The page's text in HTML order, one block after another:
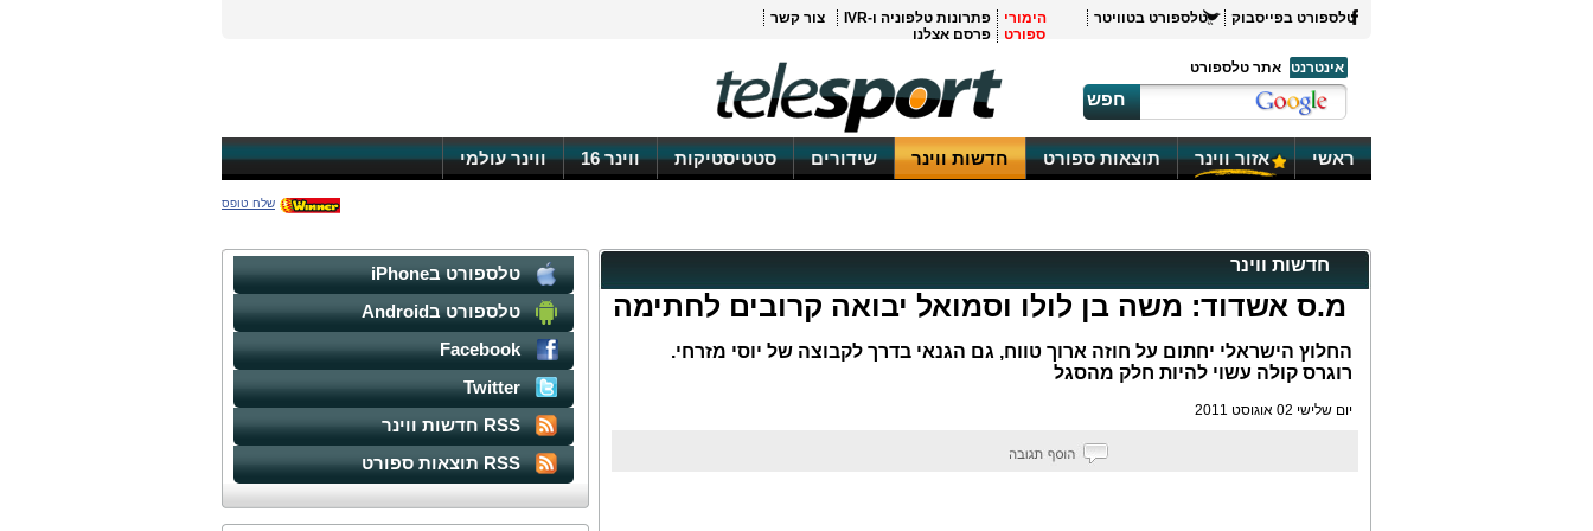
טלספורט בפייסבוק טלספורט בטוויטר
הימורי
ספורט
פתרונות טלפוניה ו-IVR
צור קשר
פרסם אצלנו
אינטרנט
אתר טלספורט
חפש
ראשי אזור ווינר תוצאות ספורט חדשות ווינר שידורים סטטיסטיקות ווינר 16 ווינר עולמי
שלח טופס
חדשות ווינר
מ.ס אשדוד: משה בן לולו וסמואל יבואה קרובים לחתימה
החלוץ הישראלי יחתום על חוזה ארוך טווח, גם הגנאי בדרך לקבוצה של יוסי מזרחי.
רוגרס קולה עשוי להיות חלק מהסגל
יום שלישי 02 אוגוסט 2011
טלספורט בiPhone
טלספורט בAndroid
Facebook
Twitter
RSS חדשות ווינר
RSS תוצאות ספורט